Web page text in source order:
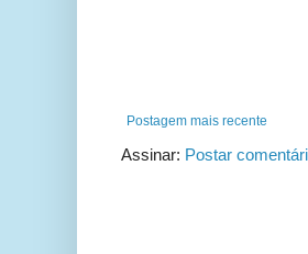
Postagem mais recente
Assinar: Postar